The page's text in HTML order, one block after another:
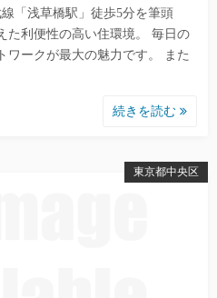
「浅草橋駅」徒歩5分を筆頭
た利便性の高い住環境。 毎日の
ワークが最大の魅力です。 また
続きを読む
東京都中央区